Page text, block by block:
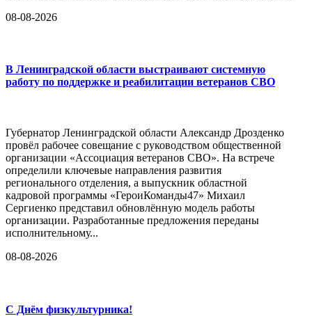
08-08-2026
В Ленинградской области выстраивают системную
работу по поддержке и реабилитации ветеранов СВО
Губернатор Ленинградской области Александр Дрозденко
провёл рабочее совещание с руководством общественной
организации «Ассоциация ветеранов СВО». На встрече
определили ключевые направления развития
регионального отделения, а выпускник областной
кадровой программы «ГероиКоманды47» Михаил
Сергиенко представил обновлённую модель работы
организации. Разработанные предложения переданы
исполнительному...
08-08-2026
С Днём физкультурника!